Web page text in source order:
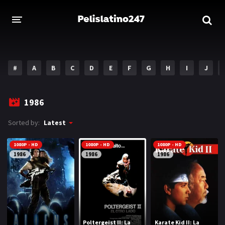
ESTRENOS 2023
Drama Familia
DISNEY
HBO MAX
AMAZON PRIME
# A B C D E F G H I J
1986
Sorted by: Latest
1080P - HD
1986
1080P - HD
1986
Poltergeist II: La
1080P - HD
1986
Karate Kid II: La